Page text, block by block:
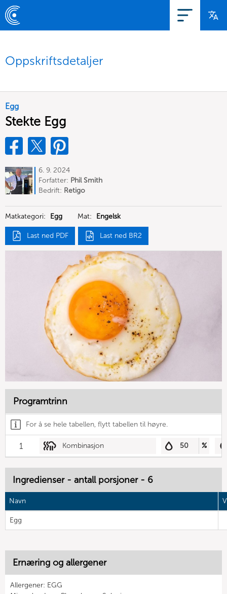
Oppskriftsdetaljer
Egg
Stekte Egg
6. 9. 2024
Forfatter: Phil Smith
Bedrift: Retigo
Matkategori: Egg Mat: Engelsk
Last ned PDF Last ned BR2
Programtrinn
For å se hele tabellen, flytt tabellen til høyre.
1 Kombinasjon 50 %
Ingredienser - antall porsjoner - 6
Navn
Egg
Ernæring og allergener
Allergener: EGG